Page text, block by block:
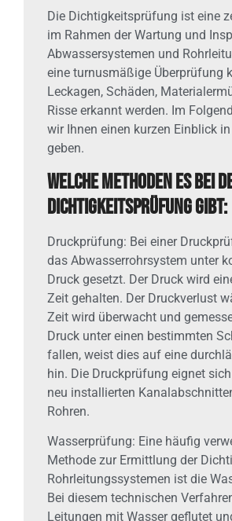
Die Dichtigkeitsprüfung ist eine
im Rahmen der Wartung und
Abwassersystemen und
eine turnusmäßige Überprüfung
Leckagen, Schäden,
Risse erkannt werden. Im
wir Ihnen einen kurzen Einblick
geben.
Welche Methoden es bei
Dichtigkeitsprüfung gibt:
Druckprüfung: Bei einer
das Abwasserrohrsystem unter
Druck gesetzt. Der Druck wird
Zeit gehalten. Der Druckverlust
Zeit wird überwacht und
Druck unter einen bestimmten
fallen, weist dies auf eine
hin. Die Druckprüfung eignet
neu installierten
Rohren.
Wasserprüfung: Eine häufig
Methode zur Ermittlung der
Rohrleitungssystemen ist die
Bei diesem technischen
Leitungen mit Wasser geflutet